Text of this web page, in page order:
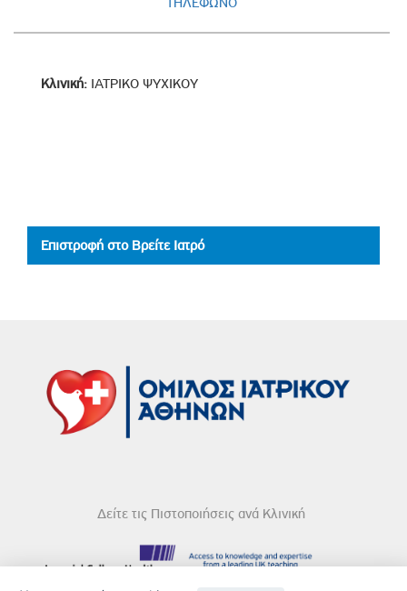
Κλινική: ΙΑΤΡΙΚΟ ΨΥΧΙΚΟΥ
Επιστροφή στο Βρείτε Ιατρό
Δείτε τις Πιστοποιήσεις ανά Κλινική